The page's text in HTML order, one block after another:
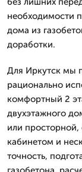
необходимости
дома из
доработки.
Для Иркутск мы
рационально
комфортный 2
двухэтажного
или
кабинетом и
точность,